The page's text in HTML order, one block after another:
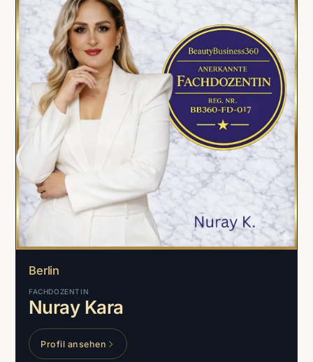
Berlin
FACHDOZENTIN
Nuray Kara
Profil ansehen